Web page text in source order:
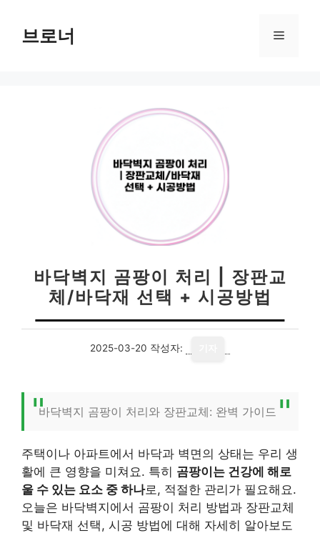
브로너 메
바닥벽지 곰팡이 처리 | 장판교
체/바닥재 선택 + 시공방법
2025-03-20 작성자:
바닥벽지 곰팡이 처리와 장판교체: 완벽 가이드
주택이나 아파트에서 바닥과 벽면의 상태는 우리 생
활에 큰 영향을 미쳐요. 특히 곰팡이는 건강에 해로
울 수 있는 요소 중 하나로, 적절한 관리가 필요해요.
오늘은 바닥벽지에서 곰팡이 처리 방법과 장판교체
및 바닥재 선택, 시공 방법에 대해 자세히 알아보도